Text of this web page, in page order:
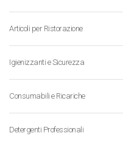
Articoli per Ristorazione
Igienizzanti e Sicurezza
Consumabili e Ricariche
Detergenti Professionali